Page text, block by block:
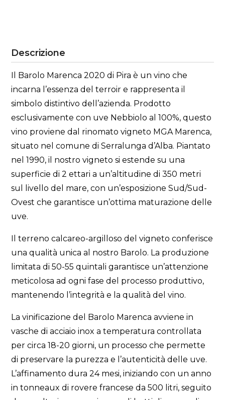
Descrizione
Il Barolo Marenca 2020 di Pira è un vino che
incarna l’essenza del terroir e rappresenta il
simbolo distintivo dell’azienda. Prodotto
esclusivamente con uve Nebbiolo al 100%, questo
vino proviene dal rinomato vigneto MGA Marenca,
situato nel comune di Serralunga d’Alba. Piantato
nel 1990, il nostro vigneto si estende su una
superficie di 2 ettari a un’altitudine di 350 metri
sul livello del mare, con un’esposizione Sud/Sud-
Ovest che garantisce un’ottima maturazione delle
uve.
Il terreno calcareo-argilloso del vigneto conferisce
una qualità unica al nostro Barolo. La produzione
limitata di 50-55 quintali garantisce un’attenzione
meticolosa ad ogni fase del processo produttivo,
mantenendo l’integrità e la qualità del vino.
La vinificazione del Barolo Marenca avviene in
vasche di acciaio inox a temperatura controllata
per circa 18-20 giorni, un processo che permette
di preservare la purezza e l’autenticità delle uve.
L’affinamento dura 24 mesi, iniziando con un anno
in tonneaux di rovere francese da 500 litri, seguito